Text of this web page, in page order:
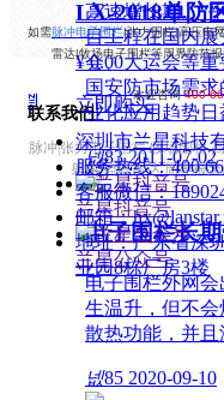
LX-2018单防
¥ 0.00
立即购买
高速增长期。“
目工程在国内
会、大运会等
国安防市场需
业化应用趋势日
넶83 2011-07-02
电子围栏长
电子围栏外网
生温升，但不
散热功能，并且
넶85 2020-09-10
如需脉冲电子围栏|张力围栏|高压电
雷达|牧场电子围栏等周界防范
欢迎咨询400-
ꁣ
脉冲|张力电子围栏 牧场围栏
射 相控阵雷达 周界报
兰星抖音号
兰星公众号
联系我们
深圳市兰星科技
服务热线：400
客服微信：
邮箱：
地址：广东省深
业园8栋厂房3楼